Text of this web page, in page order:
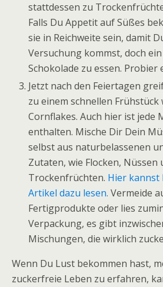
stattdessen zu
Falls Du Appetit auf Süßes
sie in Reichweite sein, damit
Versuchung kommst, doch
Schokolade zu essen. Probier
Jetzt nach den Feiertagen
zu einem schnellen
Cornflakes. Auch hier ist jede
enthalten. Mische Dir Dein
selbst aus naturbelassenen
Zutaten, wie Flocken, Nüssen
Trockenfrüchten. Hier kannst
Artikel dazu lesen. Vermeide
Fertigprodukte oder lies
Verpackung, es gibt
Mischungen, die wirklich
Wenn Du Lust bekommen hast,
zuckerfreie Leben zu erfahren,